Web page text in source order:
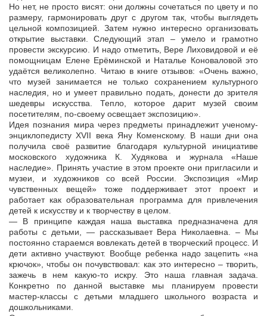
Но нет, не просто висят: они должны сочетаться по цвету и по
размеру, гармонировать друг с другом так, чтобы выглядеть
цельной композицией. Затем нужно интересно организовать
открытие выставки. Следующий этап – умело и грамотно
провести экскурсию. И надо отметить, Вере Лиховидовой и её
помощницам Елене Ерёминской и Наталье Коноваловой это
удаётся великолепно. Читаю в книге отзывов: «Очень важно,
что музей занимается не только сохранением культурного
наследия, но и умеет правильно подать, донести до зрителя
шедевры искусства. Тепло, которое дарит музей своим
посетителям, по-своему освещает экспозицию».
Идея познания мира через предметы принадлежит ученому-
энциклопедисту XVII века Яну Коменскому. В наши дни она
получила своё развитие благодаря культурной инициативе
московского художника К. Худякова и журнала «Наше
наследие». Принять участие в этом проекте они пригласили и
музеи, и художников со всей России. Экспозиция «Мир
чувственных вещей» тоже поддерживает этот проект и
работает как образовательная программа для привлечения
детей к искусству и к творчеству в целом.
— В принципе каждая наша выставка предназначена для
работы с детьми, — рассказывает Вера Николаевна. – Мы
постоянно стараемся вовлекать детей в творческий процесс. И
дети активно участвуют. Вообще ребенка надо зацепить «на
крючок», чтобы он почувствовал: как это интересно – творить,
зажечь в нем какую-то искру. Это наша главная задача.
Конкретно по данной выставке мы планируем провести
мастер-классы с детьми младшего школьного возраста и
дошкольниками.